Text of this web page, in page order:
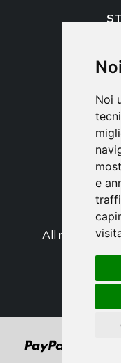
Noi
e
All rights